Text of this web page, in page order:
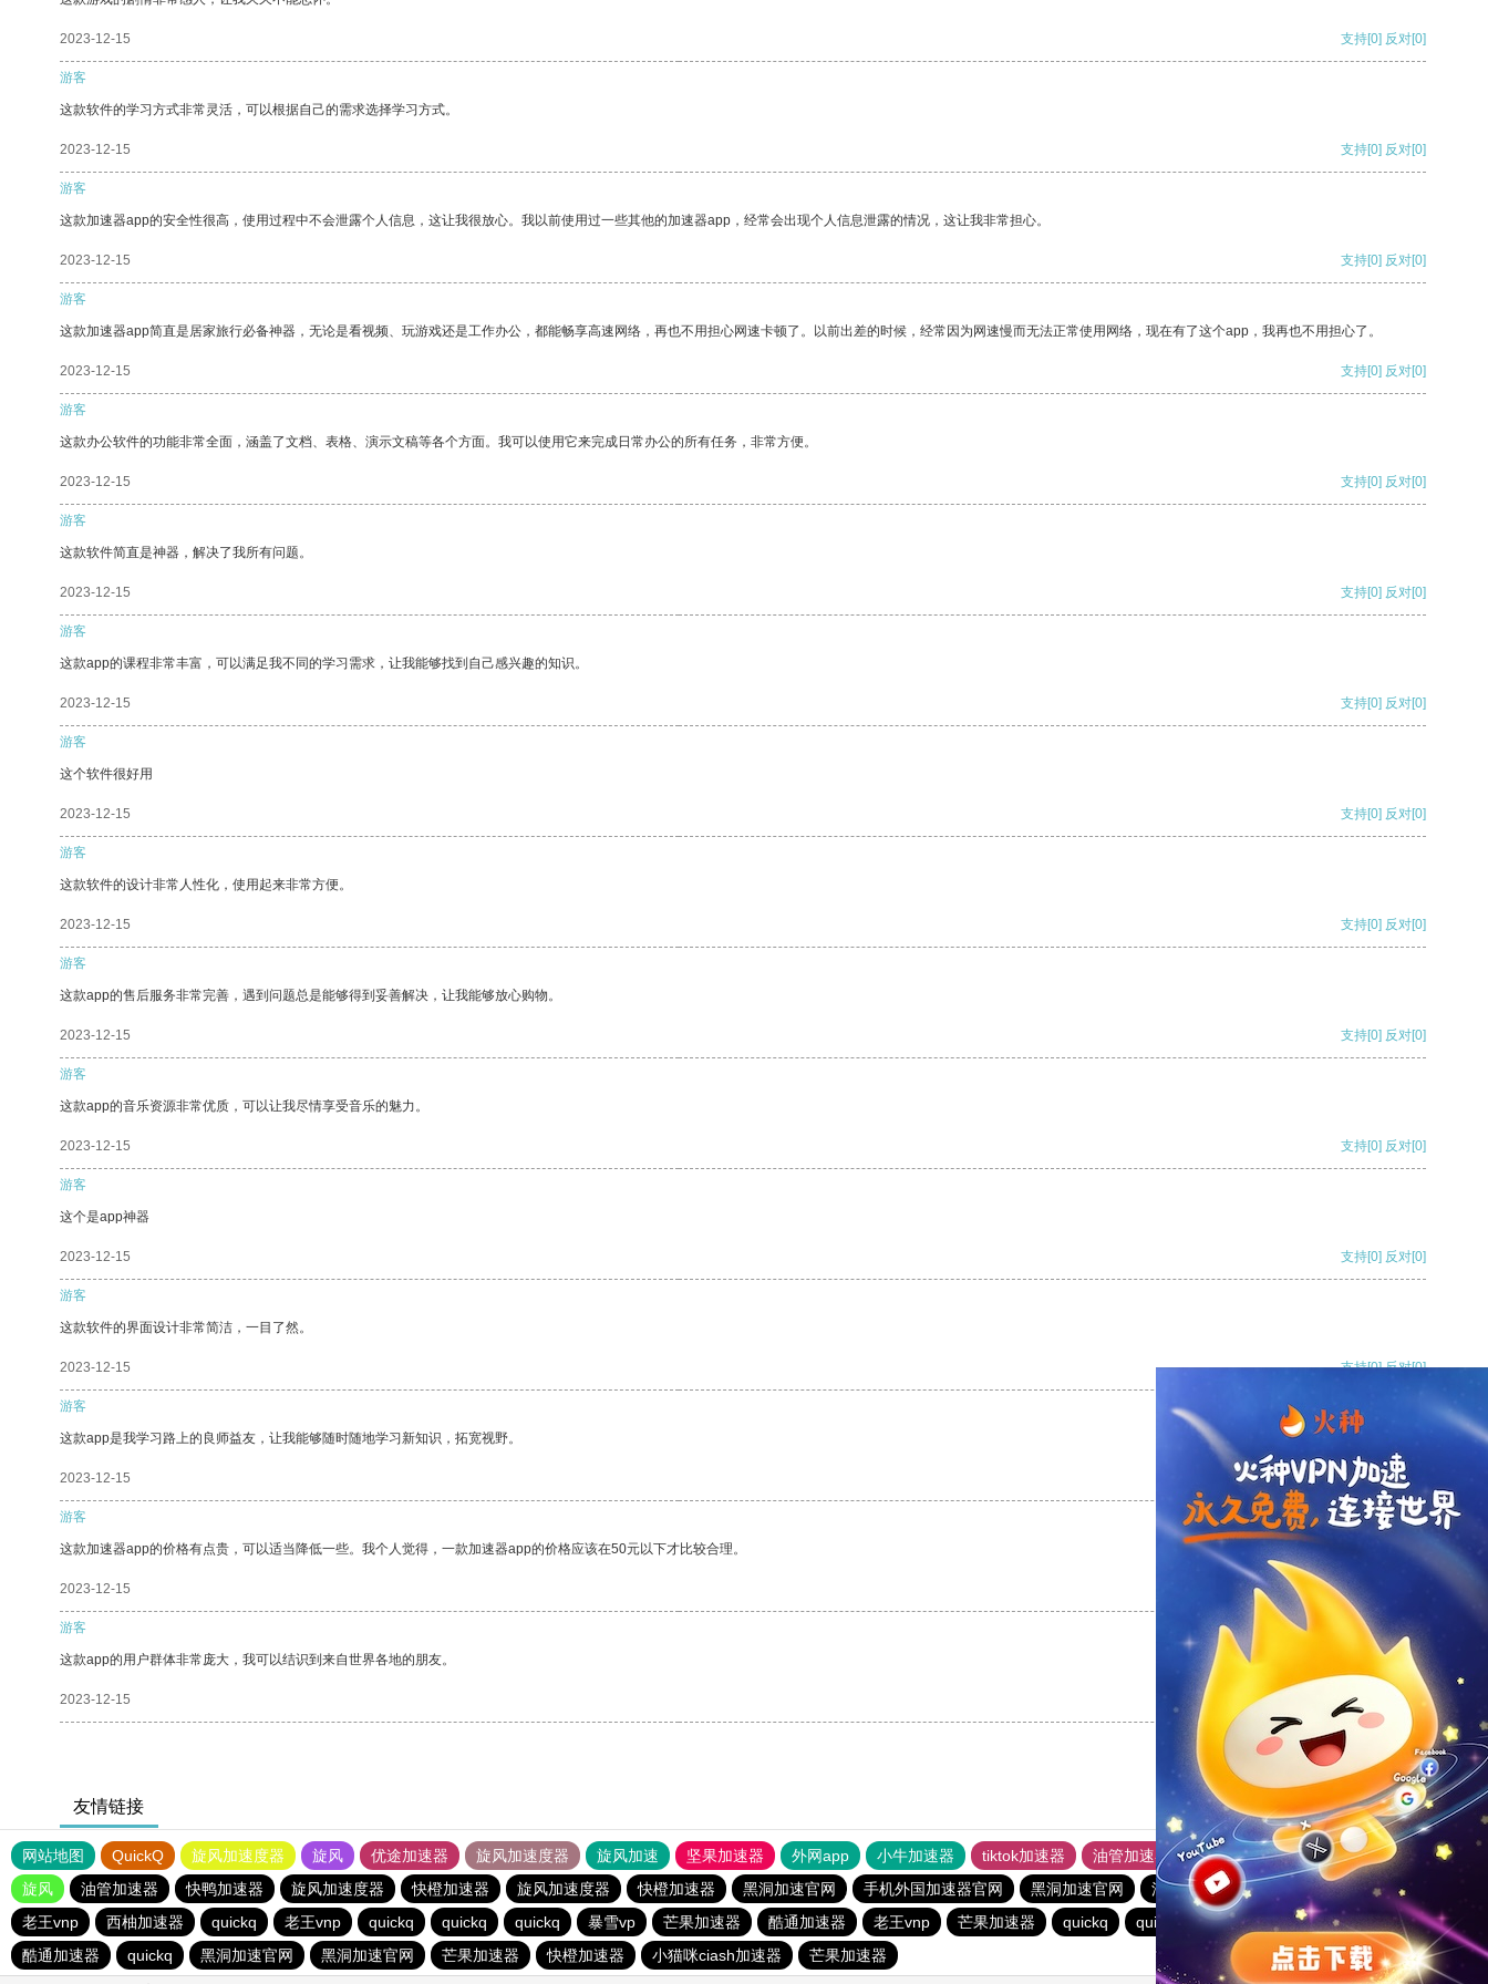
2023-12-15 支持[0] 反对[0]
游客
这款软件的学习方式非常灵活，可以根据自己的需求选择学习方式。
2023-12-15 支持[0] 反对[0]
游客
这款加速器app的安全性很高，使用过程中不会泄露个人信息，这让我很放心。我以前使用过一些其他的加速器app，经常会出现个人信息泄露的情况，这让我非常担心。
2023-12-15 支持[0] 反对[0]
游客
这款加速器app简直是居家旅行必备神器，无论是看视频、玩游戏还是工作办公，都能畅享高速网络，再也不用担心网速卡顿了。以前出差的时候，经常因为网速慢而无法正常使用网络，现在有了这个app，我再也不用担心了。
2023-12-15 支持[0] 反对[0]
游客
这款办公软件的功能非常全面，涵盖了文档、表格、演示文稿等各个方面。我可以使用它来完成日常办公的所有任务，非常方便。
2023-12-15 支持[0] 反对[0]
游客
这款软件简直是神器，解决了我所有问题。
2023-12-15 支持[0] 反对[0]
游客
这款app的课程非常丰富，可以满足我不同的学习需求，让我能够找到自己感兴趣的知识。
2023-12-15 支持[0] 反对[0]
游客
这个软件很好用
2023-12-15 支持[0] 反对[0]
游客
这款软件的设计非常人性化，使用起来非常方便。
2023-12-15 支持[0] 反对[0]
游客
这款app的售后服务非常完善，遇到问题总是能够得到妥善解决，让我能够放心购物。
2023-12-15 支持[0] 反对[0]
游客
这款app的音乐资源非常优质，可以让我尽情享受音乐的魅力。
2023-12-15 支持[0] 反对[0]
游客
这个是app神器
2023-12-15 支持[0] 反对[0]
游客
这款软件的界面设计非常简洁，一目了然。
2023-12-15 支持[0] 反对[0]
游客
这款app是我学习路上的良师益友，让我能够随时随地学习新知识，拓宽视野。
2023-12-15 支持[0] 反对
游客
这款加速器app的价格有点贵，可以适当降低一些。我个人觉得，一款加速器app的价格应该在50元以下才比较合理。
2023-12-15 支持
游客
这款app的用户群体非常庞大，我可以结识到来自世界各地的朋友。
2023-12-15 支持 反对 [0]
友情链接
网站地图 QuickQ 旋风加速度器 旋风 优途加速器 旋风加速度器 旋风加速 坚果加速器 外网app 小牛加速器 tiktok加速器 油管加速器 上油管加速器
回锅肉加速器
旋风
油管加速器 快鸭加速器 旋风加速度器 快橙加速器 旋风加速度器 快橙加速器 黑洞加速官网 手机外国加速器官网 黑洞加速官网 油管加速器 旋风加速度器
老王vnp
老王vnp
西柚加速器 quickq 老王vnp quickq quickq quickq 暴雪vp 芒果加速器 酷通加速器 老王vnp 芒果加速器 quickq quickq 酷通加速器
黑洞加速官网
酷通加速器
quickq 黑洞加速官网 黑洞加速官网 芒果加速器 快橙加速器 小猫咪ciash加速器 芒果加速器